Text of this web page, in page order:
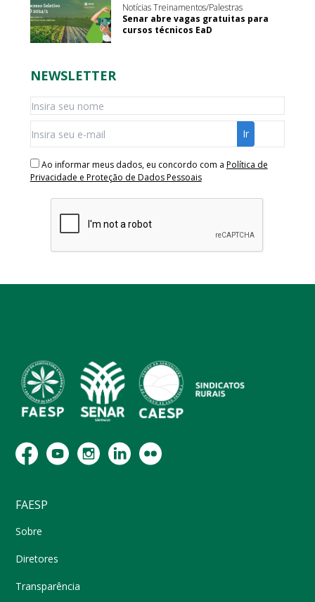
Notícias Treinamentos/Palestras
Senar abre vagas gratuitas para
cursos técnicos EaD
NEWSLETTER
Ao informar meus dados, eu concordo com a Política de
Privacidade e Proteção de Dados Pessoais
FAESP
Sobre
Diretores
Transparência